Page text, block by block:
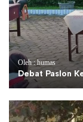
Oleh : humas
Debat Paslon